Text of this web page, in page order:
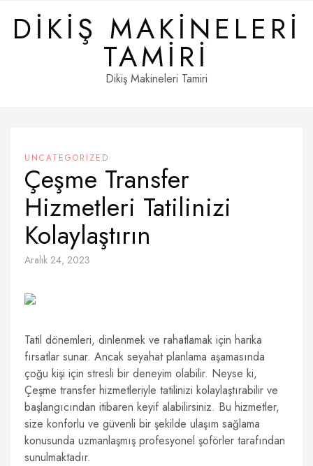
contentDIKIŞ MAKINELERI
TAMIRI
Dikiş Makineleri Tamiri
UNCATEGORIZED
Çeşme Transfer
Hizmetleri Tatilinizi
Kolaylaştırın
Aralık 24, 2023
Tatil dönemleri, dinlenmek ve rahatlamak için harika
fırsatlar sunar. Ancak seyahat planlama aşamasında
çoğu kişi için stresli bir deneyim olabilir. Neyse ki,
Çeşme transfer hizmetleriyle tatilinizi kolaylaştırabilir ve
başlangıcından itibaren keyif alabilirsiniz. Bu hizmetler,
size konforlu ve güvenli bir şekilde ulaşım sağlama
konusunda uzmanlaşmış profesyonel şoförler tarafından
sunulmaktadır.